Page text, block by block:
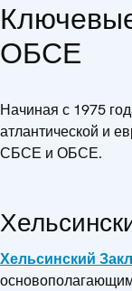
ОБСЕ
Начиная с 1975
атлантической и
СБСЕ и ОБСЕ.
Хельсинский